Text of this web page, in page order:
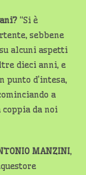
“Si è
sebbene
alcuni aspetti
dieci anni, e
punto d’intesa,
a
da noi
MANZINI,